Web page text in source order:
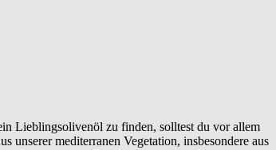
Lieblingsolivenöl zu finden, solltest du vor allem
unserer mediterranen Vegetation, insbesondere aus